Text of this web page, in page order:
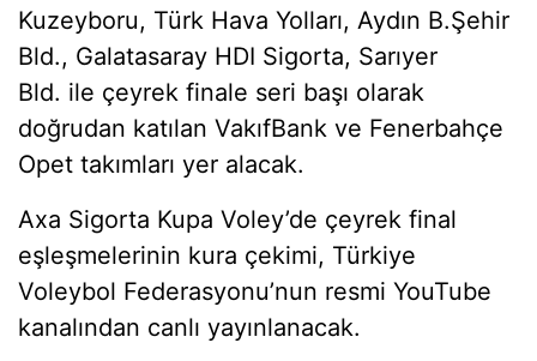
Kuzeyboru, Türk Hava Yolları, Aydın B.Şehir
Bld., Galatasaray HDI Sigorta, Sarıyer
Bld. ile çeyrek finale seri başı olarak
doğrudan katılan VakıfBank ve Fenerbahçe
Opet takımları yer alacak.
Axa Sigorta Kupa Voley’de çeyrek final
eşleşmelerinin kura çekimi, Türkiye
Voleybol Federasyonu’nun resmi YouTube
kanalından canlı yayınlanacak.